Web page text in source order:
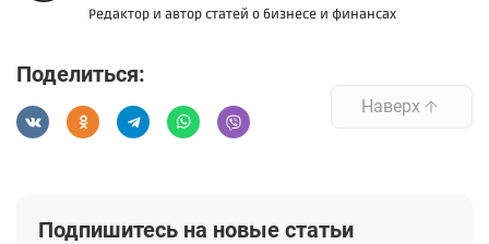
Редактор и автор статей о бизнесе и финансах
Поделиться:
Наверх
Подпишитесь на новые статьи